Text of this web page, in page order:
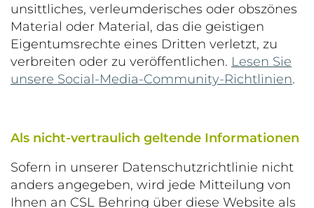
unsittliches, verleumderisches oder obszönes
Material oder Material, das die geistigen
Eigentumsrechte eines Dritten verletzt, zu
verbreiten oder zu veröffentlichen. Lesen Sie
unsere Social-Media-Community-Richtlinien.
Als nicht-vertraulich geltende Informationen
Sofern in unserer Datenschutzrichtlinie nicht
anders angegeben, wird jede Mitteilung von
Ihnen an CSL Behring über diese Website als